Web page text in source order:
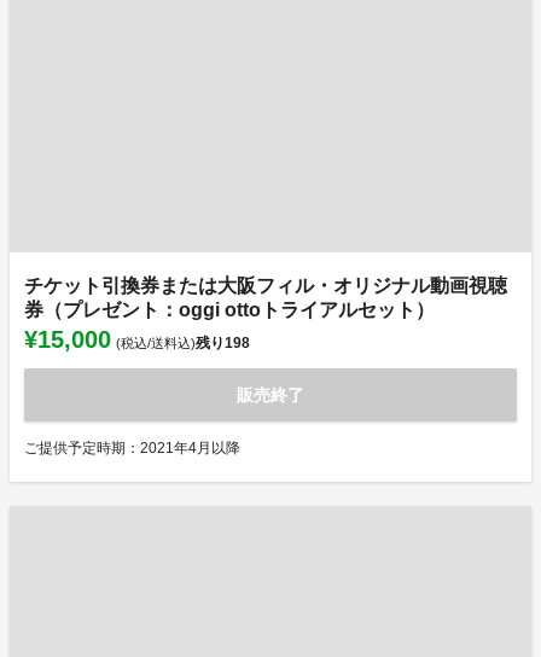
チケット引換券または大阪フィル・オリジナル動画視聴
券（プレゼント：oggi ottoトライアルセット）
¥15,000 (税込/送料込)残り198
販売終了
ご提供予定時期：2021年4月以降